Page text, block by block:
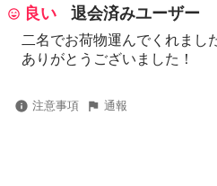
良い
退会済みユーザー
二名でお荷物運んでくれまし
ありがとうございました！
注意事項 通報